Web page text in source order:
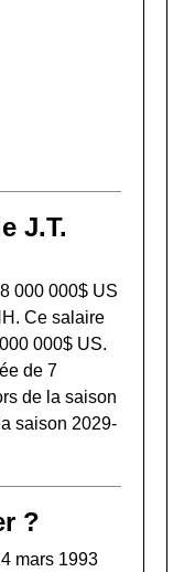
J.T.
000 000$ US
Ce salaire
000$ US.
de 7
de la saison
saison 2029-
?
mars 1993